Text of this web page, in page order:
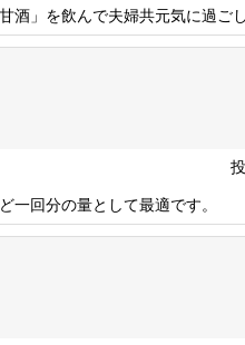
」を飲んで夫婦共元気に過ご
一回分の量として最適です。